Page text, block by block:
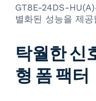
GT8E-24DS-
별화된 성능을 제공
탁월한 신
형 폼 팩터